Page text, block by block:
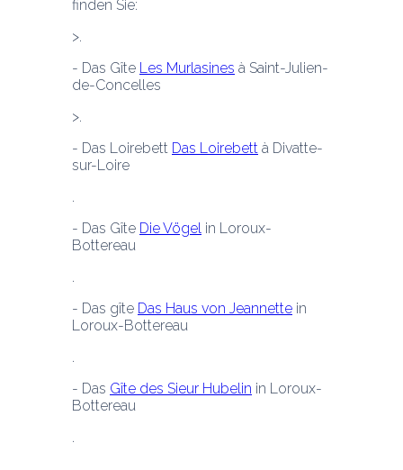
finden Sie:
- Das Gîte Les Murlasines à Saint-Julien-
de-Concelles
- Das Loirebett Das Loirebett à Divatte-
sur-Loire
- Das Gîte Die Vögel in Loroux-
Bottereau
- Das gîte Das Haus von Jeannette in
Loroux-Bottereau
- Das Gîte des Sieur Hubelin in Loroux-
Bottereau